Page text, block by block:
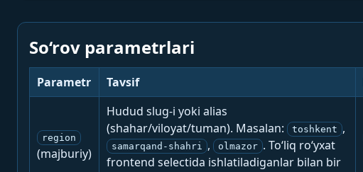
So‘rov parametrlari
Parametr Tavsif
region
(majburiy)
Hudud slug-i yoki alias
(shahar/viloyat/tuman). Masalan:
toshkent ,
samarqand-shahri , olmazor . To‘liq ro‘yxat
frontend selectida ishlatiladiganlar bilan bir